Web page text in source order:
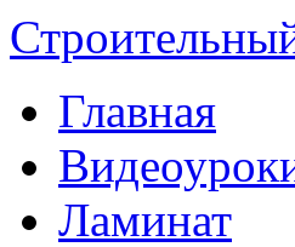
Главная
Ламинат